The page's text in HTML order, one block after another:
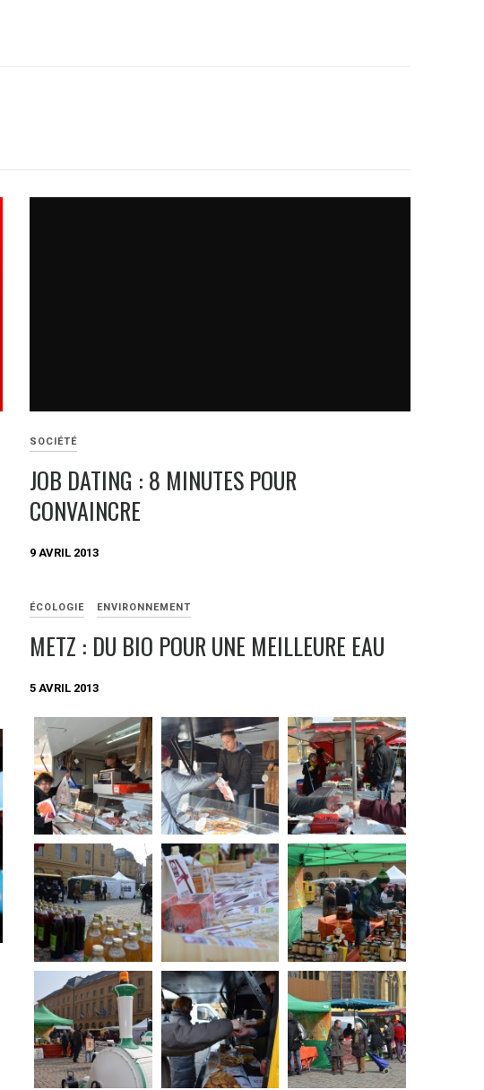
SOCIÉTÉ
JOB DATING : 8 MINUTES POUR
CONVAINCRE
9 AVRIL 2013
ÉCOLOGIE ENVIRONNEMENT
METZ : DU BIO POUR UNE MEILLEURE EAU
5 AVRIL 2013